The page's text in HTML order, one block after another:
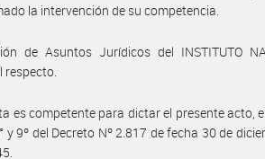
la intervención de su competencia.
de Asuntos Jurídicos del INSTITUTO
respecto.
es competente para dictar el presente acto,
y 9º del Decreto Nº 2.817 de fecha 30 de